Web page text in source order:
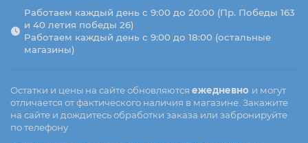
Работаем каждый день с 9:00 до 20:00 (Пр. Победы 163
и 40 летия победы 26)
Работаем каждый день с 9:00 до 18:00 (остальные
магазины)
Остатки и цены на сайте обновляются ежедневно и могут
отличается от фактического наличия в магазине. Закажите
на сайте и дождитесь обработки заказа или забронируйте
по телефону